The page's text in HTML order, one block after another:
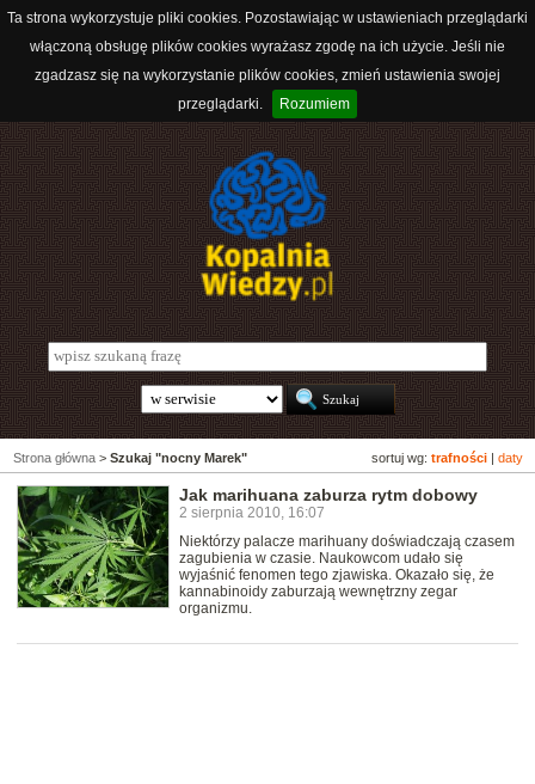
Ta strona wykorzystuje pliki cookies. Pozostawiając w ustawieniach przeglądarki
włączoną obsługę plików cookies wyrażasz zgodę na ich użycie. Jeśli nie
zgadzasz się na wykorzystanie plików cookies, zmień ustawienia swojej
przeglądarki.
Rozumiem
sortuj wg: trafności daty
Strona główna > Szukaj "nocny Marek"
Jak marihuana zaburza rytm dobowy
2 sierpnia 2010, 16:07
Niektórzy palacze marihuany doświadczają czasem
zagubienia w czasie. Naukowcom udało się
wyjaśnić fenomen tego zjawiska. Okazało się, że
kannabinoidy zaburzają wewnętrzny zegar
organizmu.